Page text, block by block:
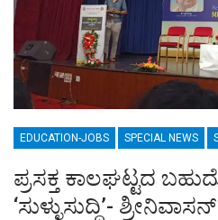
EDUCATION-JOBS SPECIAL NEWS
ಪ್ರಸಕ್ತ ಕಾಲಘಟ್ಟದ
‘ಸುಳ್ಳುಸುದ್ದಿ’-